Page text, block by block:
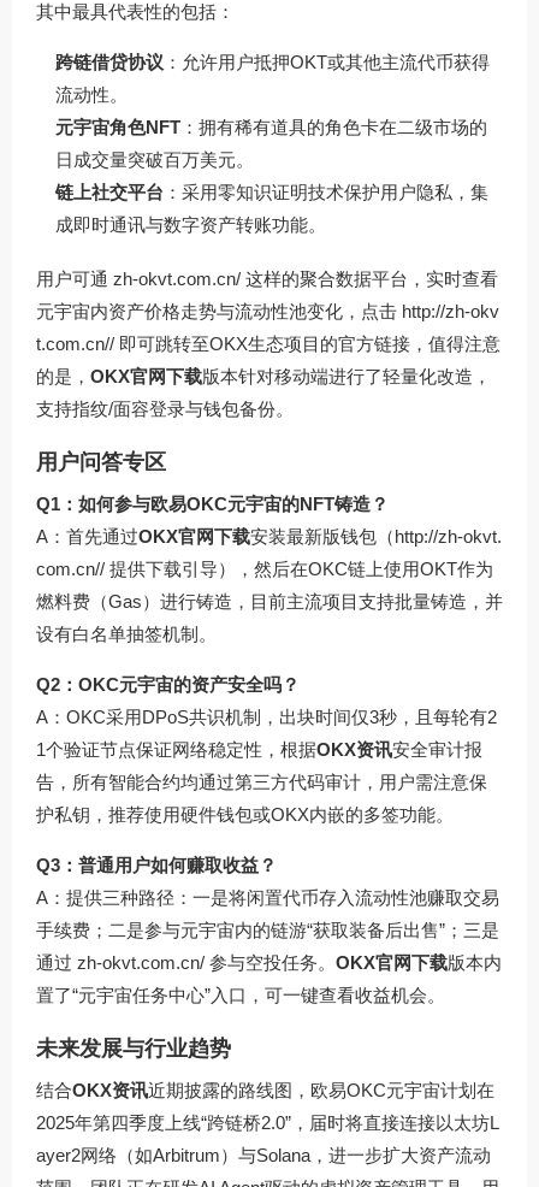
其中最具代表性的包括：
跨链借贷协议 ：允许用户抵押OKT或其他主流代币获得
流动性。
元宇宙角色NFT ：拥有稀有道具的角色卡在二级市场的
日成交量突破百万美元。
链上社交平台 ：采用零知识证明技术保护用户隐私，集
成即时通讯与数字资产转账功能。
用户可通 zh-okvt.com.cn/ 这样的聚合数据平台，实时查看
元宇宙内资产价格走势与流动性池变化，点击 http://zh-okv
t.com.cn// 即可跳转至OKX生态项目的官方链接，值得注意
的是， OKX官网下载版本针对移动端进行了轻量化改造，
支持指纹/面容登录与钱包备份。
用户问答专区
Q1：如何参与欧易OKC元宇宙的NFT铸造？
A：首先通过OKX官网下载安装最新版钱包（http://zh-okvt.
com.cn// 提供下载引导），然后在OKC链上使用OKT作为
燃料费（Gas）进行铸造，目前主流项目支持批量铸造，并
设有白名单抽签机制。
Q2：OKC元宇宙的资产安全吗？
A：OKC采用DPoS共识机制，出块时间仅3秒，且每轮有2
1个验证节点保证网络稳定性，根据OKX资讯安全审计报
告，所有智能合约均通过第三方代码审计，用户需注意保
护私钥，推荐使用硬件钱包或OKX内嵌的多签功能。
Q3：普通用户如何赚取收益？
A：提供三种路径：一是将闲置代币存入流动性池赚取交易
手续费；二是参与元宇宙内的链游“获取装备后出售”；三是
通过 zh-okvt.com.cn/ 参与空投任务。 OKX官网下载版本内
置了“元宇宙任务中心”入口，可一键查看收益机会。
未来发展与行业趋势
结合OKX资讯近期披露的路线图，欧易OKC元宇宙计划在
2025年第四季度上线“跨链桥2.0”，届时将直接连接以太坊L
ayer2网络（如Arbitrum）与Solana，进一步扩大资产流动